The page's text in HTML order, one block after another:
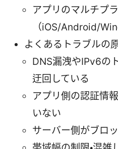
アプリのマルチプ
（iOS/Android/
よくあるトラブルの
DNS漏洩やIPv6の
迂回している
アプリ側の認証情
いない
サーバー側がブロ